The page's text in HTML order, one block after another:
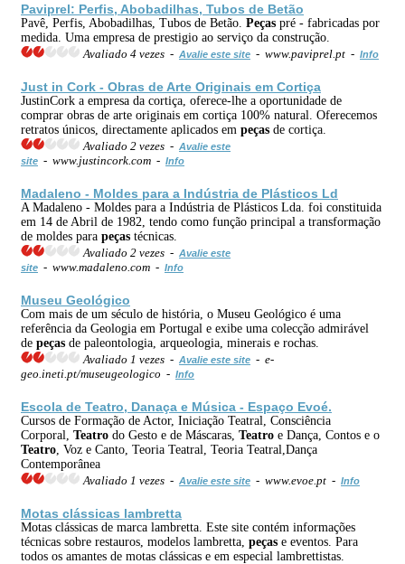
Paviprel: Perfis, Abobadilhas, Tubos de Betão
Pavê, Perfis, Abobadilhas, Tubos de Betão. Peças pré - fabricadas por
medida. Uma empresa de prestigio ao serviço da construção.
Avaliado 4 vezes - Avalie este site - www.paviprel.pt - Info
Just in Cork - Obras de Arte Originais em Cortiça
JustinCork a empresa da cortiça, oferece-lhe a oportunidade de
comprar obras de arte originais em cortiça 100% natural. Oferecemos
retratos únicos, directamente aplicados em peças de cortiça.
Avaliado 2 vezes - Avalie este
site - www.justincork.com - Info
Madaleno - Moldes para a Indústria de Plásticos Ld
A Madaleno - Moldes para a Indústria de Plásticos Lda. foi constituida
em 14 de Abril de 1982, tendo como função principal a transformação
de moldes para peças técnicas.
Avaliado 2 vezes - Avalie este
site - www.madaleno.com - Info
Museu Geológico
Com mais de um século de história, o Museu Geológico é uma
referência da Geologia em Portugal e exibe uma colecção admirável
de peças de paleontologia, arqueologia, minerais e rochas.
Avaliado 1 vezes - Avalie este site - e-
geo.ineti.pt/museugeologico - Info
Escola de Teatro, Danaça e Música - Espaço Evoé.
Cursos de Formação de Actor, Iniciação Teatral, Consciência
Corporal, Teatro do Gesto e de Máscaras, Teatro e Dança, Contos e o
Teatro , Voz e Canto, Teoria Teatral, Teoria Teatral,Dança
Contemporânea
Avaliado 1 vezes - Avalie este site - www.evoe.pt - Info
Motas clássicas lambretta
Motas clássicas de marca lambretta. Este site contém informações
técnicas sobre restauros, modelos lambretta, peças e eventos. Para
todos os amantes de motas clássicas e em especial lambrettistas.